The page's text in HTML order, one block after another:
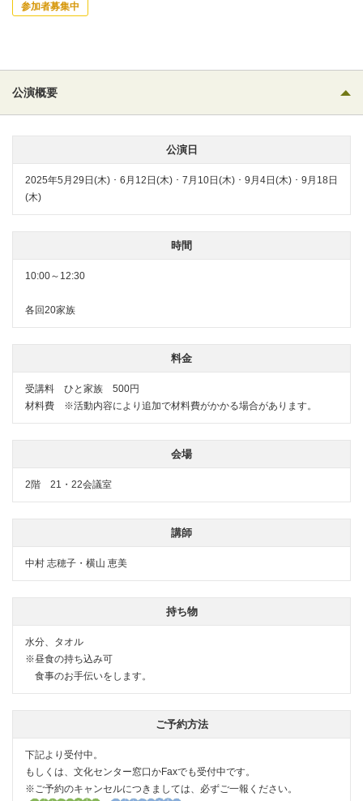
参加者募集中
公演概要
公演日
2025年5月29日(木) ･ 6月12日(木) ･ 7月10日(木) ･ 9月4日(木) ･ 9月18日
(木)
時間
10:00～12:30
各回20家族
料金
受講料 ひと家族 500円
材料費 ※活動内容により追加で材料費がかかる場合があります。
会場
2階 21・22会議室
講師
中村 志穂子・横山 恵美
持ち物
水分、タオル
※昼食の持ち込み可
食事のお手伝いをします。
ご予約方法
下記より受付中。
もしくは、文化センター窓口かFaxでも受付中です。
※ご予約のキャンセルにつきましては、必ずご一報ください。